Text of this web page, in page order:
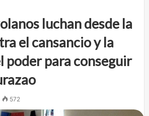
luchan desde la
el cansancio y la
poder para conseguir
572